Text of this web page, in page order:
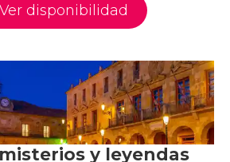
Ver disponibilidad
y leyendas